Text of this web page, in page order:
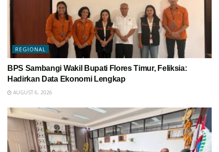
REGIONAL
BPS Sambangi Wakil Bupati Flores Timur, Feliksia:
Hadirkan Data Ekonomi Lengkap
AUGUST 6, 2026